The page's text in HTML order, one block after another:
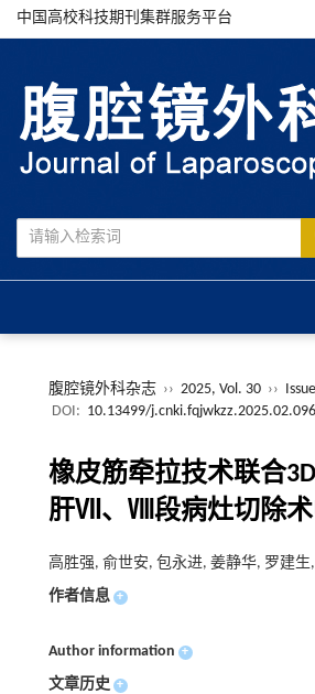
中国高校科技期刊集群服务平台
腹腔镜外科杂志 ›› 2025, Vol. 30 ››
DOI: 10.13499/j.cnki.fqjwkzz.2025.02.096
橡皮筋牵拉技术联合
肝Ⅶ、Ⅷ段病灶切除术
高胜强, 俞世安, 包永进, 姜静华, 罗建生
作者信息 +
Author information +
文章历史 +